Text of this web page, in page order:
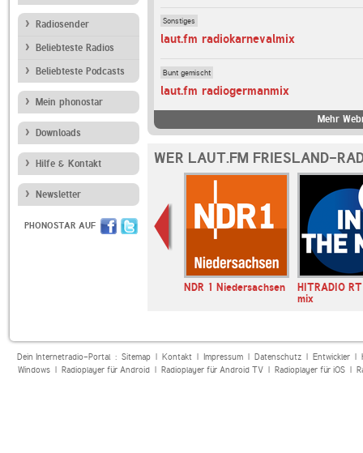
Radiosender
Beliebteste Radios
Beliebteste Podcasts
Mein phonostar
Downloads
Hilfe & Kontakt
Newsletter
PHONOSTAR AUF
Sonstiges
laut.fm radiokarnevalmix
Bunt gemischt
laut.fm radiogermanmix
Mehr
WER LAUT.FM FRIESLAND-
NDR 1 Niedersachsen
HITRADIO
mix
Dein Internetradio-Portal : Sitemap| Kontakt| Impressum| Datenschutz| Entwickler|
Windows| Radioplayer für Android| Radioplayer für Android TV| Radioplayer für iOS|